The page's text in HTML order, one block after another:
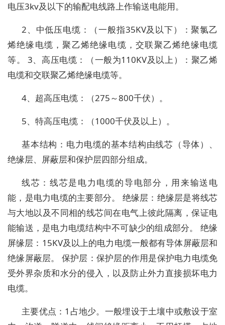
电压3kv及以下的输配电线路上作输送电能用。
2、中低压电缆：（一般指35KV及以下）：聚氯乙
烯绝缘电缆，聚乙烯绝缘电缆，交联聚乙烯绝缘电缆
等。 3、高压电缆：（一般为110KV及以上）：聚乙烯
电缆和交联聚乙烯绝缘电缆等。
4、超高压电缆：（275～800千伏）。
5、特高压电缆：（1000千伏及以上）。
基本结构：电力电缆的基本结构由线芯（导体）、
绝缘层、屏蔽层和保护层四部分组成。
线芯：线芯是电力电缆的导电部分，用来输送电
能，是电力电缆的主要部分。 绝缘层：绝缘层是将线芯
与大地以及不同相的线芯间在电气上彼此隔离，保证电
能输送，是电力电缆结构中不可缺少的组成部分。 绝缘
屏缘层：15KV及以上的电力电缆一般都有导体屏蔽层和
绝缘屏蔽层。 保护层：保护层的作用是保护电力电缆免
受外界杂质和水分的侵入，以及防止外力直接损坏电力
电缆。
主要优点：1占地少。一般埋设于土壤中或敷设于室